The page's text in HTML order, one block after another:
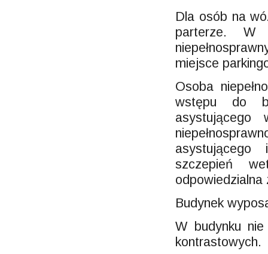
Dla osób na
parterze.
miejsce
Osoba
wstępu do
asystującego
szczepień
Budynek
W budynku
kontrastowych.